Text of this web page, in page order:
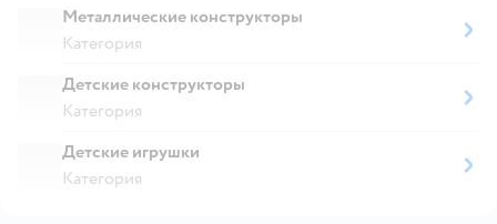
Металлические конструкторы
Категория
Детские конструкторы
Категория
Детские игрушки
Категория